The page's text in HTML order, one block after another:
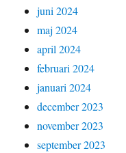
juni 2024
maj 2024
april 2024
februari 2024
januari 2024
december 2023
november 2023
september 2023